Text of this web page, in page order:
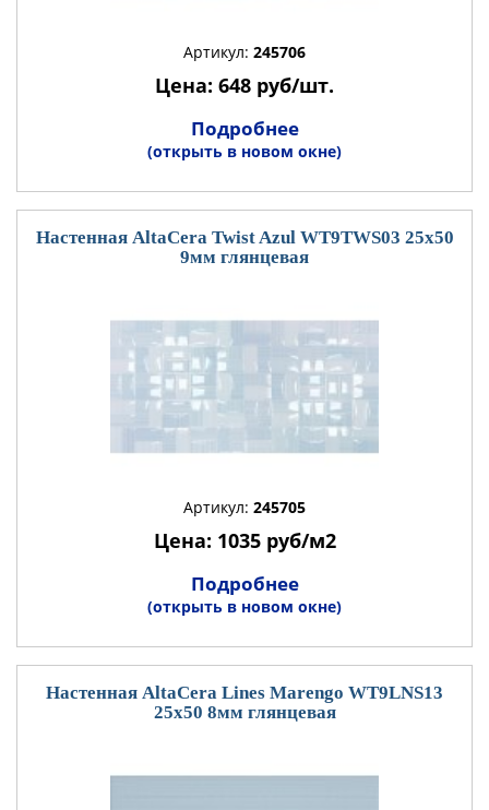
Артикул: 245706
Цена: 648 руб/шт.
Подробнее
(открыть в новом окне)
Настенная AltaCera Twist Azul WT9TWS03 25x50
9мм глянцевая
Артикул: 245705
Цена: 1035 руб/м2
Подробнее
(открыть в новом окне)
Настенная AltaCera Lines Marengo WT9LNS13
25x50 8мм глянцевая